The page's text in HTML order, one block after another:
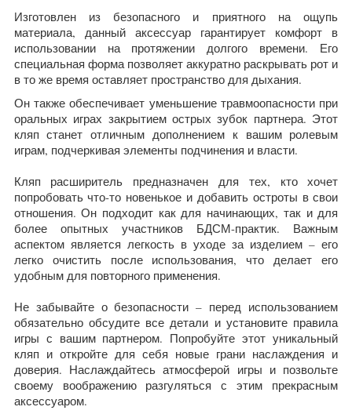
Изготовлен из безопасного и приятного на ощупь
материала, данный аксессуар гарантирует комфорт в
использовании на протяжении долгого времени. Его
специальная форма позволяет аккуратно раскрывать рот и
в то же время оставляет пространство для дыхания.
Он также обеспечивает уменьшение травмоопасности при
оральных играх закрытием острых зубок партнера. Этот
кляп станет отличным дополнением к вашим ролевым
играм, подчеркивая элементы подчинения и власти.
Кляп расширитель предназначен для тех, кто хочет
попробовать что-то новенькое и добавить остроты в свои
отношения. Он подходит как для начинающих, так и для
более опытных участников БДСМ-практик. Важным
аспектом является легкость в уходе за изделием – его
легко очистить после использования, что делает его
удобным для повторного применения.
Не забывайте о безопасности – перед использованием
обязательно обсудите все детали и установите правила
игры с вашим партнером. Попробуйте этот уникальный
кляп и откройте для себя новые грани наслаждения и
доверия. Наслаждайтесь атмосферой игры и позвольте
своему воображению разгуляться с этим прекрасным
аксессуаром.